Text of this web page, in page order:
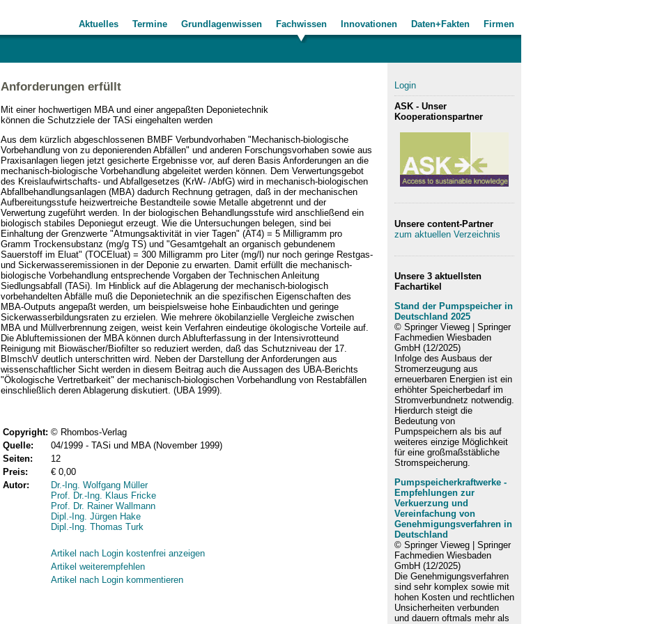
Firmen
Daten+Fakten
Innovationen
Fachwissen
Grundlagenwissen
Termine
Aktuelles
Anforderungen erfüllt
Mit einer hochwertigen MBA und einer angepaßten Deponietechnik
können die Schutzziele der TASi eingehalten werden
Aus dem kürzlich abgeschlossenen BMBF Verbundvorhaben "Mechanisch-biologische
Vorbehandlung von zu deponierenden Abfällen" und anderen Forschungsvorhaben sowie aus
Praxisanlagen liegen jetzt gesicherte Ergebnisse vor, auf deren Basis Anforderungen an die
mechanisch-biologische Vorbehandlung abgeleitet werden können. Dem Verwertungsgebot
des Kreislaufwirtschafts- und Abfallgesetzes (KrW- /AbfG) wird in mechanisch-biologischen
Abfallbehandlungsanlagen (MBA) dadurch Rechnung getragen, daß in der mechanischen
Aufbereitungsstufe heizwertreiche Bestandteile sowie Metalle abgetrennt und der
Verwertung zugeführt werden. In der biologischen Behandlungsstufe wird anschließend ein
biologisch stabiles Deponiegut erzeugt. Wie die Untersuchungen belegen, sind bei
Einhaltung der Grenzwerte "Atmungsaktivität in vier Tagen" (AT4) = 5 Milligramm pro
Gramm Trockensubstanz (mg/g TS) und "Gesamtgehalt an organisch gebundenem
Sauerstoff im Eluat" (TOCEluat) = 300 Milligramm pro Liter (mg/l) nur noch geringe Restgas-
und Sickerwasseremissionen in der Deponie zu erwarten. Damit erfüllt die mechanisch-
biologische Vorbehandlung entsprechende Vorgaben der Technischen Anleitung
Siedlungsabfall (TASi). Im Hinblick auf die Ablagerung der mechanisch-biologisch
vorbehandelten Abfälle muß die Deponietechnik an die spezifischen Eigenschaften des
MBA-Outputs angepaßt werden, um beispielsweise hohe Einbaudichten und geringe
Sickerwasserbildungsraten zu erzielen. Wie mehrere ökobilanzielle Vergleiche zwischen
MBA und Müllverbrennung zeigen, weist kein Verfahren eindeutige ökologische Vorteile auf.
Die Abluftemissionen der MBA können durch Ablufterfassung in der Intensivrotteund
Reinigung mit Biowäscher/Biofilter so reduziert werden, daß das Schutzniveau der 17.
BImschV deutlich unterschritten wird. Neben der Darstellung der Anforderungen aus
wissenschaftlicher Sicht werden in diesem Beitrag auch die Aussagen des UBA-Berichts
"Ökologische Vertretbarkeit" der mechanisch-biologischen Vorbehandlung von Restabfällen
einschließlich deren Ablagerung diskutiert. (UBA 1999).
Copyright: © Rhombos-Verlag
Quelle:
04/1999 - TASi und MBA (November 1999)
Seiten:
12
Preis:
€ 0,00
Autor:
Dr.-Ing. Wolfgang Müller
Prof. Dr.-Ing. Klaus Fricke
Prof. Dr. Rainer Wallmann
Dipl.-Ing. Jürgen Hake
Dipl.-Ing. Thomas Turk
Artikel nach Login kostenfrei anzeigen
Artikel weiterempfehlen
Artikel nach Login kommentieren
Login
ASK - Unser
Kooperationspartner
Unsere content-Partner
zum aktuellen Verzeichnis
Unsere 3 aktuellsten
Fachartikel
Stand der Pumpspeicher in
Deutschland 2025
© Springer Vieweg | Springer
Fachmedien Wiesbaden
GmbH (12/2025)
Infolge des Ausbaus der
Stromerzeugung aus
erneuerbaren Energien ist ein
erhöhter Speicherbedarf im
Stromverbundnetz notwendig.
Hierdurch steigt die
Bedeutung von
Pumpspeichern als bis auf
weiteres einzige Möglichkeit
für eine großmaßstäbliche
Stromspeicherung.
Pumpspeicherkraftwerke -
Empfehlungen zur
Verkuerzung und
Vereinfachung von
Genehmigungsverfahren in
Deutschland
© Springer Vieweg | Springer
Fachmedien Wiesbaden
GmbH (12/2025)
Die Genehmigungsverfahren
sind sehr komplex sowie mit
hohen Kosten und rechtlichen
Unsicherheiten verbunden
und dauern oftmals mehr als